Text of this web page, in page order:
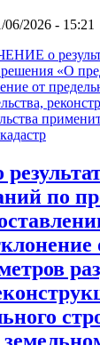
06/2026 - 15:21
о
«О
от
по